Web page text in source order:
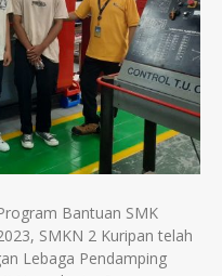
Bantuan SMK
SMKN 2 Kuripan telah
Lebaga Pendamping